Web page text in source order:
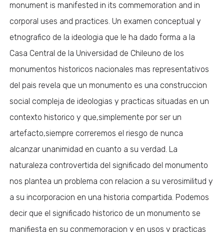
monument is manifested in its commemoration and in
corporal uses and practices. Un examen conceptual y
etnografico de la ideologia que le ha dado forma a la
Casa Central de la Universidad de Chileuno de los
monumentos historicos nacionales mas representativos
del pais revela que un monumento es una construccion
social compleja de ideologias y practicas situadas en un
contexto historico y que,simplemente por ser un
artefacto,siempre correremos el riesgo de nunca
alcanzar unanimidad en cuanto a su verdad. La
naturaleza controvertida del significado del monumento
nos plantea un problema con relacion a su verosimilitud y
a su incorporacion en una historia compartida. Podemos
decir que el significado historico de un monumento se
manifiesta en su conmemoracion y en usos y practicas